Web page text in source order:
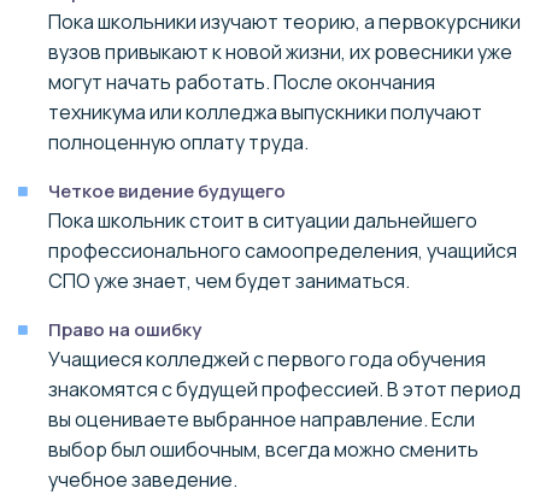
Пока школьники изучают теорию, а первокурсники
вузов привыкают к новой жизни, их ровесники уже
могут начать работать. После окончания
техникума или колледжа выпускники получают
полноценную оплату труда.
Четкое видение будущего
Пока школьник стоит в ситуации дальнейшего
профессионального самоопределения, учащийся
СПО уже знает, чем будет заниматься.
Право на ошибку
Учащиеся колледжей с первого года обучения
знакомятся с будущей профессией. В этот период
вы оцениваете выбранное направление. Если
выбор был ошибочным, всегда можно сменить
учебное заведение.